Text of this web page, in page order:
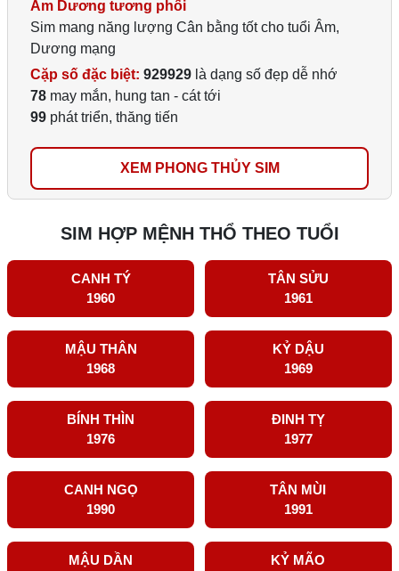
Âm Dương tương phối
Sim mang năng lượng Cân bằng tốt cho tuổi Âm,
Dương mạng
Cặp số đặc biệt: 929929 là dạng số đẹp dễ nhớ
78 may mắn, hung tan - cát tới
99 phát triển, thăng tiến
XEM PHONG THỦY SIM
SIM HỢP MỆNH THỔ THEO TUỔI
CANH TÝ
1960
TÂN SỬU
1961
MẬU THÂN
1968
KỶ DẬU
1969
BÍNH THÌN
1976
ĐINH TỴ
1977
CANH NGỌ
1990
TÂN MÙI
1991
MẬU DẦN
KỶ MÃO